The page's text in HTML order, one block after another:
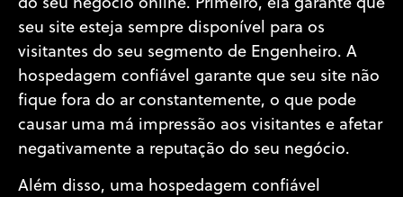
seu site esteja sempre disponível para os
visitantes do seu segmento de Engenheiro. A
hospedagem confiável garante que seu site não
fique fora do ar constantemente, o que pode
causar uma má impressão aos visitantes e afetar
negativamente a reputação do seu negócio.
Além disso, uma hospedagem confiável